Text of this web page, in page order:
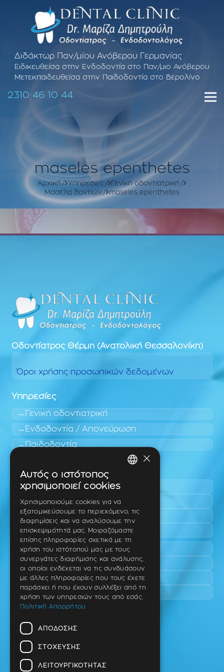
Διδάκτωρ Παν/μίου Ανόβερου Γερμανίας
Ειδικευθείσα στην Ενδοδοντία στο Παν/μιο Ανόβερου
Μετεκπαιδευθείσα στην Παιδοδοντία στο Βερολίνο
2310 46 10 44
maseles epenthetes
Αρχική Υπηρεσίες
Γενική οδοντιατρική
Μασέλα δοντιών
maseles epenthetes
Οδοντίατρος Θέρμη (Ανατολική Θεσσαλονίκη)
Όροι χρήσης προσωπικών δεδομένων
Υπηρεσίες
Γενική οδοντιατρική
Ενδοδοντία / Απονεύρωση
Παιδοδοντία
Πυλαία
Τριάδι
Νέο Ρύσιο
Επανομή
Περαία
Καλαμαριά
Πανόραμα
Χαριλάου
Ταβάκη – Θ. Λίτσα 10 (γωνία),
Θέρμη – Θεσσαλονίκη
T.K 57001
×
Αυτός ο ιστότοπος
χρησιμοποιεί cookies
Χρησιμοποιούμε cookies για να
εξατομικεύσουμε το περιεχόμενο, τις
διαφημίσεις και να αναλύσουμε την
επισκεψιμότητά μας. Μοιραζόμαστε
επίσης πληροφορίες σχετικά με τη
χρήση του ιστότοπού μας με τους
συνεργάτες διαφήμισης και ανάλυσης,
οι οποίοι ενδέχεται να τις συνδυάσουν
με άλλες πληροφορίες που τους έχετε
παράσχει ή που έχουν συλλέξει από τη
χρήση των υπηρεσιών τους από εσάς.
Πολιτική Απορρήτου
ΑΠΌΔΟΣΗΣ
ΣΤΌΧΕΥΣΗΣ
ΛΕΙΤΟΥΡΓΙΚΌΤΗΤΑΣ